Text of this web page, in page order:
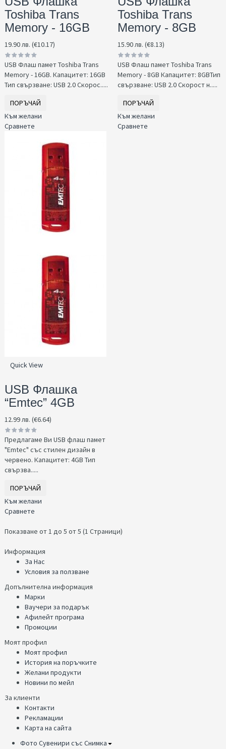
Toshiba Trans
Memory - 16GB
19.90 лв. (€10.17)
USB Флаш памет Toshiba Trans
Memory - 16GB. Капацитет: 16GB​
Тип свързване: USB 2.0 Скорос.....
ПОРЪЧАЙ
Към желани
Сравнете
Toshiba Trans
Memory - 8GB
15.90 лв. (€8.13)
USB Флаш памет Toshiba Trans
Memory - 8GB Капацитет: 8GB​ Тип
свързване: USB 2.0 Скорост н.....
ПОРЪЧАЙ
Към желани
Сравнете
Quick View
USB Флашка
“Emtec” 4GB
12.99 лв. (€6.64)
Предлагаме Ви USB флаш памет
"Emtec" със стилен дизайн в
червено. Капацитет: 4GB Тип
свързва.....
ПОРЪЧАЙ
Към желани
Сравнете
Показване от 1 до 5 от 5 (1 Страници)
Информация
За Нас
Условия за ползване
Допълнителна информация
Марки
Ваучери за подарък
Афилейт програма
Промоции
Моят профил
Моят профил
История на поръчките
Желани продукти
Новини по мейл
За клиенти
Контакти
Рекламации
Карта на сайта
Фото Сувенири със Снимка